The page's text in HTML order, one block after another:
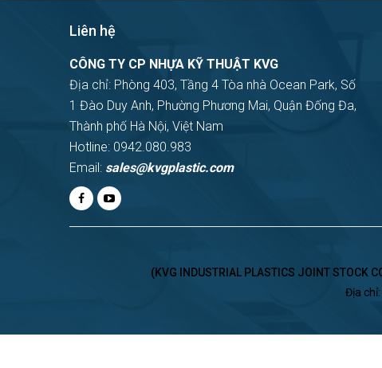
Liên hệ
CÔNG TY CP NHỰA KỸ THUẬT KVG
Địa chỉ: Phòng 403, Tầng 4 Tòa nhà Ocean Park, Số
1 Đào Duy Anh, Phường Phương Mai, Quận Đống Đa,
Thành phố Hà Nội, Việt Nam
Hotline: 0942.080.983
Email: sales@kvgplastic.com
(KVG INDUSTRIAL PLASTICS JOINT
Địa